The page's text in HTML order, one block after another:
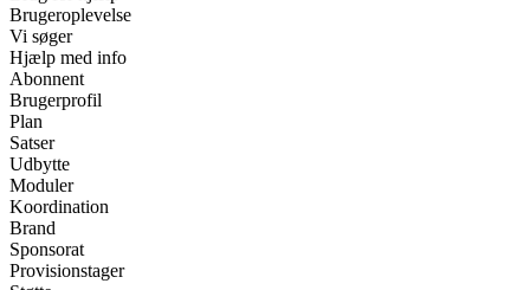
Brugeroplevelse
Vi søger
Hjælp med info
Abonnent
Brugerprofil
Plan
Satser
Udbytte
Moduler
Koordination
Brand
Sponsorat
Provisionstager